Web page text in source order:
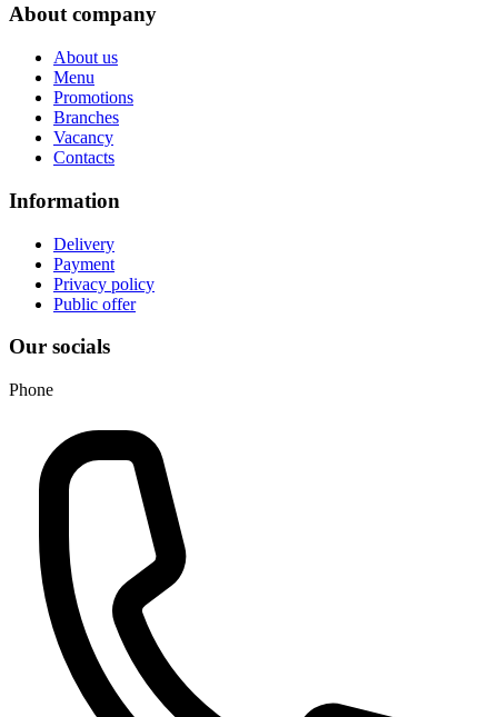
About company
About us
Menu
Promotions
Branches
Vacancy
Contacts
Information
Delivery
Payment
Privacy policy
Public offer
Our socials
Phone